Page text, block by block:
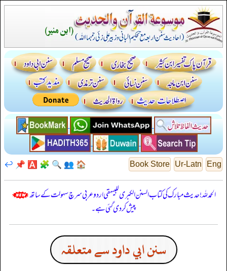
Eng
Ur-Latn
Book Store
🏠
👥
🔍
🧩
🅰️
📌
↩️
الحمدللہ! حدیث مبارک کی کتاب السنن الكبرى للبيهقي اردو عربی سرچ سہولت کے ساتھ
پیش کر دی گئی ہے۔
سنن ابي داود سے متعلقہ